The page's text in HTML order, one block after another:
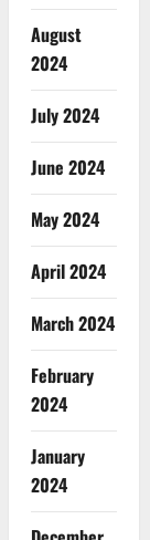
August
2024
July 2024
June 2024
May 2024
April 2024
March 2024
February
2024
January
2024